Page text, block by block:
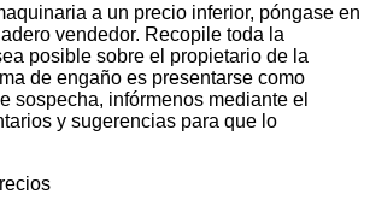
a un precio inferior, póngase en
vendedor. Recopile toda la
posible sobre el propietario de la
de engaño es presentarse como
sospecha, infórmenos mediante el
y sugerencias para que lo